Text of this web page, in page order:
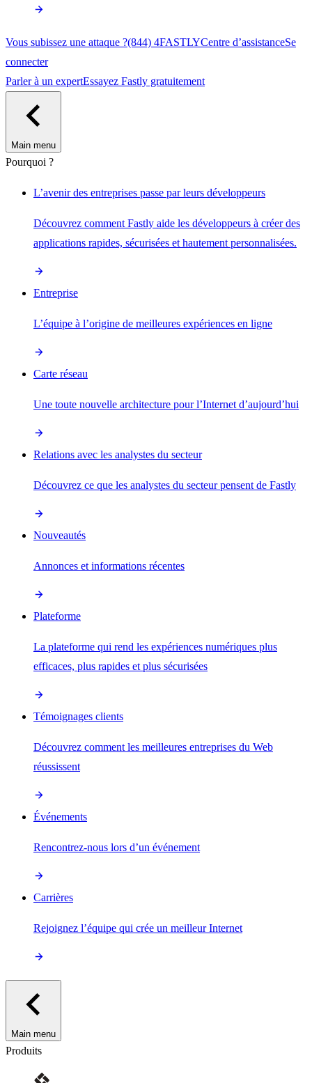
Vous subissez une attaque ?(844) 4FASTLYCentre d’assistanceSe
connecter
Parler à un expertEssayez Fastly gratuitement
Main menu
Pourquoi ?
L’avenir des entreprises passe par leurs développeurs
Découvrez comment Fastly aide les développeurs à créer des
applications rapides, sécurisées et hautement personnalisées.
Entreprise
L’équipe à l’origine de meilleures expériences en ligne
Carte réseau
Une toute nouvelle architecture pour l’Internet d’aujourd’hui
Relations avec les analystes du secteur
Découvrez ce que les analystes du secteur pensent de Fastly
Nouveautés
Annonces et informations récentes
Plateforme
La plateforme qui rend les expériences numériques plus
efficaces, plus rapides et plus sécurisées
Témoignages clients
Découvrez comment les meilleures entreprises du Web
réussissent
Événements
Rencontrez-nous lors d’un événement
Carrières
Rejoignez l’équipe qui crée un meilleur Internet
Main menu
Produits